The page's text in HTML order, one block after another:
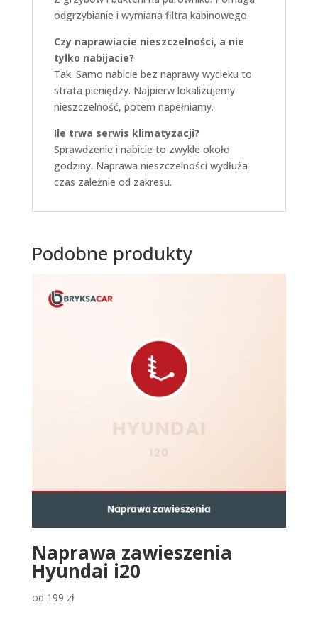
odgrzybianie i wymiana filtra kabinowego.
Czy naprawiacie nieszczelności, a nie
tylko nabijacie?
Tak. Samo nabicie bez naprawy wycieku to
strata pieniędzy. Najpierw lokalizujemy
nieszczelność, potem napełniamy.
Ile trwa serwis klimatyzacji?
Sprawdzenie i nabicie to zwykle około
godziny. Naprawa nieszczelności wydłuża
czas zależnie od zakresu.
Podobne produkty
Naprawa zawieszenia
Hyundai i20
od 199 zł